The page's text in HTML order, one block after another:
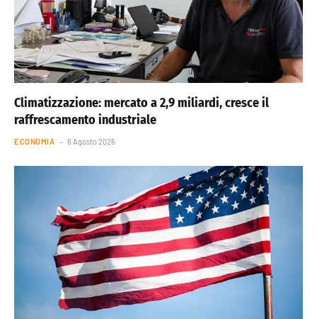
Climatizzazione: mercato a 2,9 miliardi, cresce il
raffrescamento industriale
ECONOMIA 6 Agosto 2026